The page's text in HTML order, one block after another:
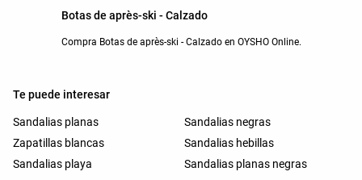
Botas de après-ski - Calzado
Compra Botas de après-ski - Calzado en OYSHO Online.
Te puede interesar
Sandalias planas
Sandalias negras
Zapatillas blancas
Sandalias hebillas
Sandalias playa
Sandalias planas negras